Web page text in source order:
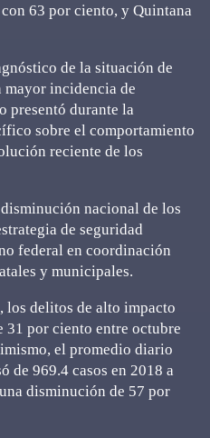
63 por ciento, y Quintana
de la situación de
mayor incidencia de
presentó durante la
sobre el comportamiento
reciente de los
nacional de los
de seguridad
federal en coordinación
y municipales.
los delitos de alto impacto
31 por ciento entre octubre
el promedio diario
de 969.4 casos en 2018 a
disminución de 57 por